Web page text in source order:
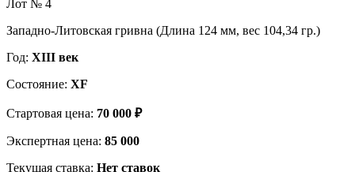
Лот № 4
Западно-Литовская гривна (Длина 124 мм, вес 104,34 гр.)
Год: XIII век
Состояние: XF
Стартовая цена: 70 000 ₽
Экспертная цена: 85 000
Текущая ставка: Нет ставок